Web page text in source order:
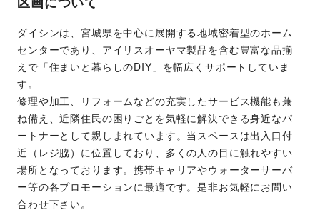
ダイシンは、宮城県を中心に展開する地域密着型のホーム
センターであり、アイリスオーヤマ製品を含む豊富な品揃
えで「住まいと暮らしのDIY」を幅広くサポートしていま
す。
修理や加工、リフォームなどの充実したサービス機能も兼
ね備え、近隣住民の困りごとを気軽に解決できる身近なパ
ートナーとして親しまれています。当スペースは出入口付
近（レジ脇）に位置しており、多くの人の目に触れやすい
場所となっております。携帯キャリアやウォーターサーバ
ー等の各プロモーションに最適です。是非お気軽にお問い
合わせ下さい。